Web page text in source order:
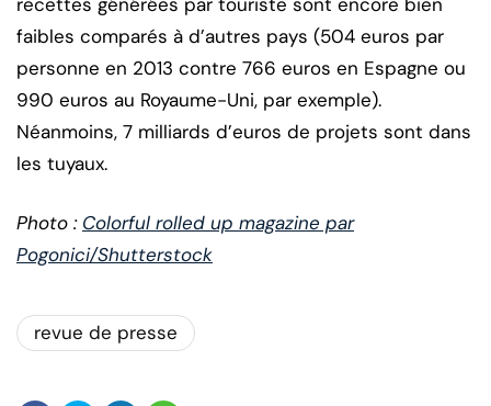
faibles comparés à d’autres pays (504 euros par
personne en 2013 contre 766 euros en Espagne ou
990 euros au Royaume-Uni, par exemple).
Néanmoins, 7 milliards d’euros de projets sont dans
les tuyaux.
Photo : Colorful rolled up magazine par
Pogonici/Shutterstock
revue de presse